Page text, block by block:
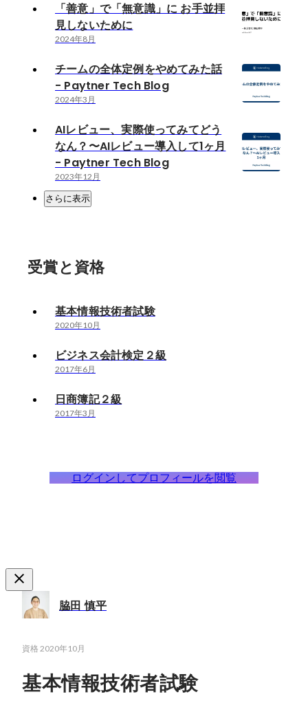
「善意」で「無意識」に お手並拝
見しないために
2024年8月
チームの全体定例をやめてみた話
- Paytner Tech Blog
2024年3月
AIレビュー、実際使ってみてどう
なん？〜AIレビュー導入して1ヶ月
- Paytner Tech Blog
2023年12月
さらに表示
受賞と資格
基本情報技術者試験
2020年10月
ビジネス会計検定２級
2017年6月
日商簿記２級
2017年3月
ログインしてプロフィールを閲覧
脇田 慎平
資格 2020年10月
基本情報技術者試験